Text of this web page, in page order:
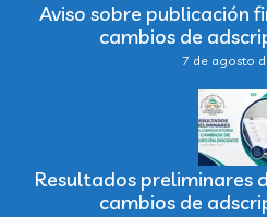
Aviso sobre publicación
cambios de
7 de agosto
Resultados preliminares
cambios de